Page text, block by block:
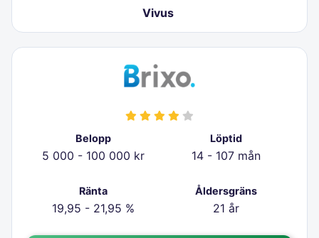
Vivus
Belopp
5 000 - 100 000 kr
Löptid
14 - 107 mån
Ränta
19,95 - 21,95 %
Åldersgräns
21 år